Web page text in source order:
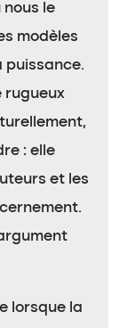
le
modèles
puissance.
rugueux
: elle
et les
lorsque la